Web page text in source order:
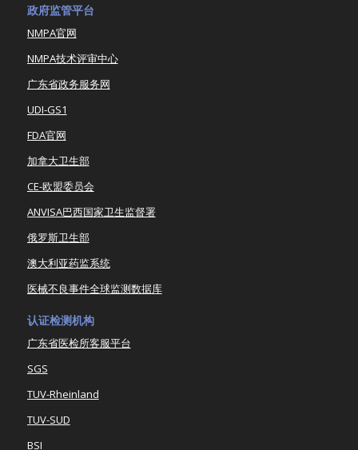
政府监管平台
NMPA官网
NMPA技术评审中心
广东省政务服务网
UDI-GS1
FDA官网
加拿大卫生部
CE-欧盟委员会
ANVISA巴西国家卫生监督署
俄罗斯卫生部
澳大利亚药监系统
医械不良事件全球监测数据库
认证检测机构
广东省医检所客服平台
SGS
TUV-Rheinland
TUV-SUD
BSI